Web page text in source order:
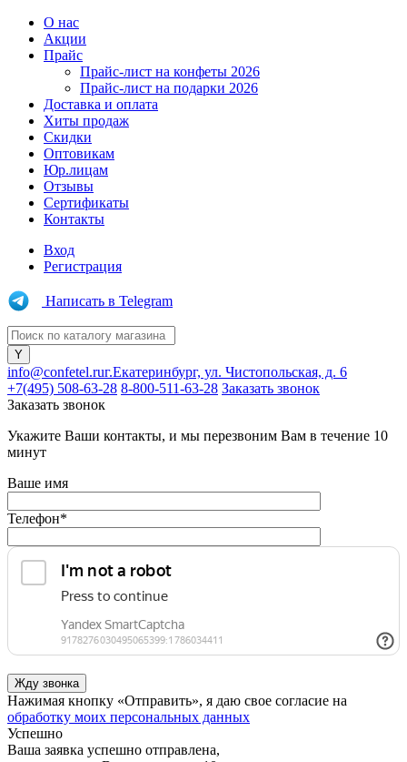
О нас
Акции
Прайс
Прайс-лист на конфеты 2026
Прайс-лист на подарки 2026
Доставка и оплата
Хиты продаж
Скидки
Оптовикам
Юр.лицам
Отзывы
Сертификаты
Контакты
Вход
Регистрация
Написать в Telegram
info@confetel.ruг.Екатеринбург, ул. Чистопольская, д. 6
+7(495) 508-63-28 8-800-511-63-28 Заказать звонок
Заказать звонок
Укажите Ваши контакты, и мы перезвоним Вам в течение 10
минут
Ваше имя
Телефон*
Нажимая кнопку «Отправить», я даю свое согласие на
обработку моих персональных данных
Успешно
Ваша заявка успешно отправлена,